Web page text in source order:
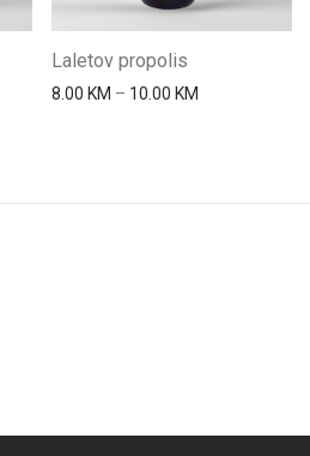
Laletov propolis
8.00 KM – 10.00 KM